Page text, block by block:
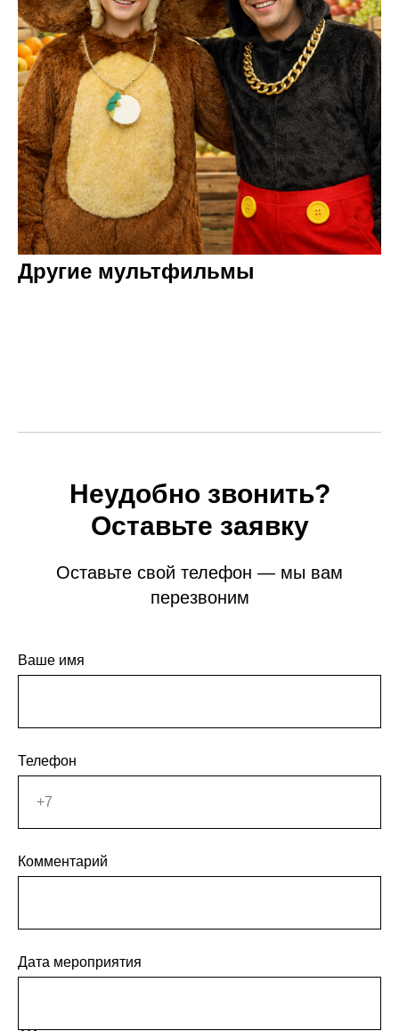
Другие мультфильмы
Неудобно звонить?
Оставьте заявку
Оставьте свой телефон — мы вам
перезвоним
Ваше имя
Телефон
Комментарий
Дата мероприятия